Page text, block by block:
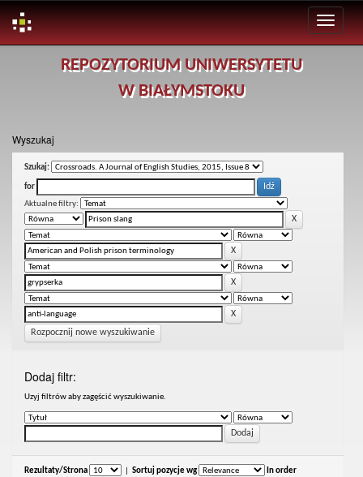
REPOZYTORIUM UNIWERSYTETU
W BIAŁYMSTOKU
Wyszukaj
Szukaj:
for
Aktualne filtry:
Rozpocznij nowe wyszukiwanie
Dodaj filtr:
Uzyj filtrów aby zagęścić wyszukiwanie.
Rezultaty/Strona Sortuj pozycje wg In order